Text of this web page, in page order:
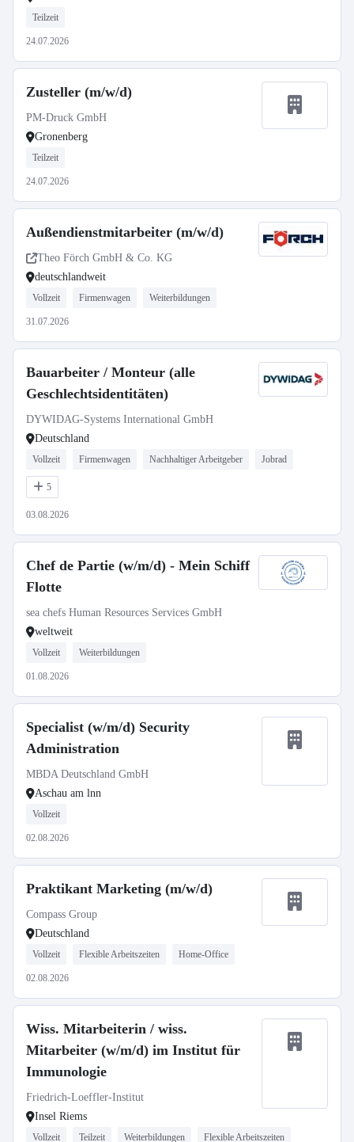
Teilzeit
24.07.2026
Zusteller (m/w/d)
PM-Druck GmbH
Gronenberg
Teilzeit
24.07.2026
Außendienstmitarbeiter (m/w/d)
Theo Förch GmbH & Co. KG
deutschlandweit
Vollzeit Firmenwagen Weiterbildungen
31.07.2026
Bauarbeiter / Monteur (alle
Geschlechtsidentitäten)
DYWIDAG-Systems International GmbH
Deutschland
Vollzeit Firmenwagen Nachhaltiger Arbeitgeber Jobrad
5
03.08.2026
Chef de Partie (w/m/d) - Mein Schiff
Flotte
sea chefs Human Resources Services GmbH
weltweit
Vollzeit Weiterbildungen
01.08.2026
Specialist (w/m/d) Security
Administration
MBDA Deutschland GmbH
Aschau am lnn
Vollzeit
02.08.2026
Praktikant Marketing (m/w/d)
Compass Group
Deutschland
Vollzeit Flexible Arbeitszeiten Home-Office
02.08.2026
Wiss. Mitarbeiterin / wiss.
Mitarbeiter (w/m/d) im Institut für
Immunologie
Friedrich-Loeffler-Institut
Insel Riems
Vollzeit Teilzeit Weiterbildungen Flexible Arbeitszeiten